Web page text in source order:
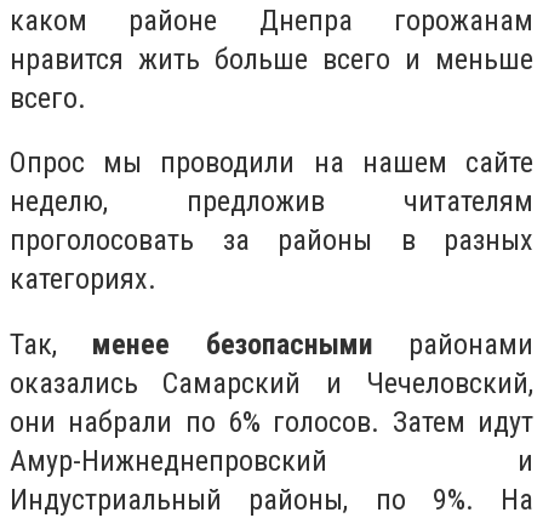
каком районе Днепра горожанам
нравится жить больше всего и меньше
всего.
Опрос мы проводили на нашем сайте
неделю, предложив читателям
проголосовать за районы в разных
категориях.
Так, менее безопасными районами
оказались Самарский и Чечеловский,
они набрали по 6% голосов. Затем идут
Амур-Нижнеднепровский и
Индустриальный районы, по 9%. На